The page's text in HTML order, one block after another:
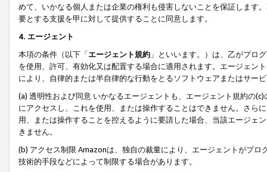
めて、いかなる個人または企業の権利も侵害しないことを保証します
要とする支援を甲に対して提供することに同意します。
4. エージェント
本項の条件（以下「エージェント規約 」といいます。）は、乙がプロ
を使用、許可、有効化又は配置する場合に適用されます。エージェン
により、自律的または半自律的な行動をとるソフトウェアまたはサー
(a) 透明性および同意 いかなるエージェントも、エージェント規約の
にアクセスし、これを使用、または操作することはできません。さら
用、または操作することを控えるように要請した場合、当該エージェ
きません。
(b) アクセス制限 Amazonは、独自の裁量により、エージェントがプ
技術的手段などによって制限する場合があります。